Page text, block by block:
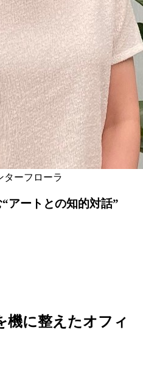
ターフローラ
アートとの知的対話”
機に整えたオフィ